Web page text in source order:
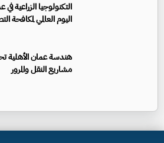
التكنولوجيا الزراعية
اليوم العالمي لمكافحة
هندسة عمان الأهلية
مشاريع النقل والمرور